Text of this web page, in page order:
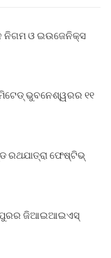
ନିଗମ ଓ ଇଉଜେନିକ୍ସ
ଭୁବନେଶ୍ୱରର ୧୧
ରଥଯାତ୍ରା ଫେଷ୍ଟିଭ୍
ଜିଆଇଆଇଏସ୍